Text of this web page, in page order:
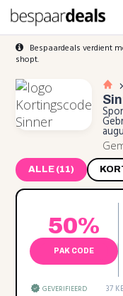
Bespaardeals verdient
shopt.
ALLE (11)
50%
PAK CODE
GEVERIFIEERD 37